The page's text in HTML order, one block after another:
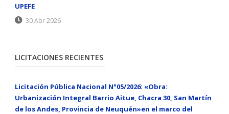
UPEFE
30 Abr 2026
LICITACIONES RECIENTES
Licitación Pública Nacional N°05/2026: «Obra:
Urbanización Integral Barrio Aitue, Chacra 30, San Martín
de los Andes, Provincia de Neuquén»en el marco del